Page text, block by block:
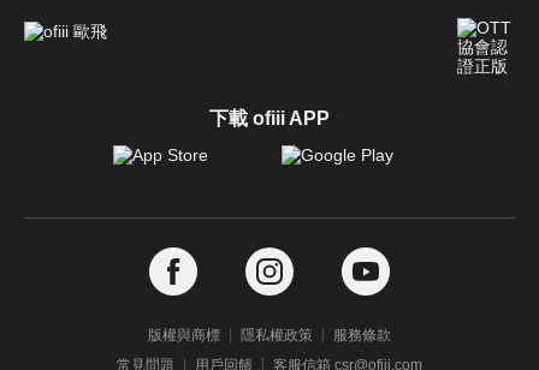
下載 ofiii APP
版權與商標 隱私權政策
服務條款
常見問題
用戶回饋 客服信箱 csr@ofiii.com